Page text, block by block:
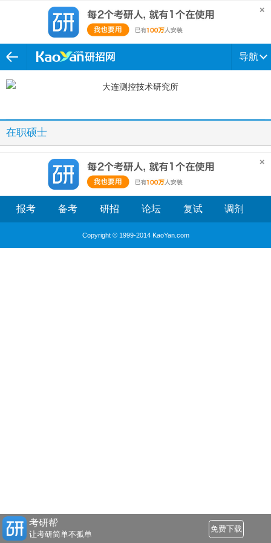
导航
在职硕士
报考 备考 研招 论坛 复试 调剂
Copyright © 1999-2014 KaoYan.com
考研帮
让考研简单不孤单
免费下载